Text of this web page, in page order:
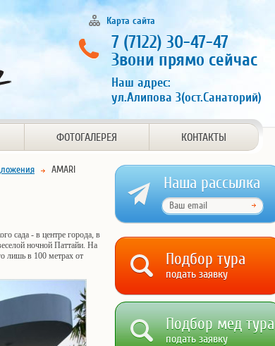
Карта сайта
7 (7122) 30-47-47
Звони прямо сейчас
Наш адрес:
ул.Алипова 3(ост.Санаторий)
ФОТОГАЛЕРЕЯ КОНТАКТЫ
AMARI
сада - в центре города, в
ночной Паттайи. На
лишь в 100 метрах от
Наша рассылка
Подбор тура
подать заявку
Подбор мед тура
подать заявку